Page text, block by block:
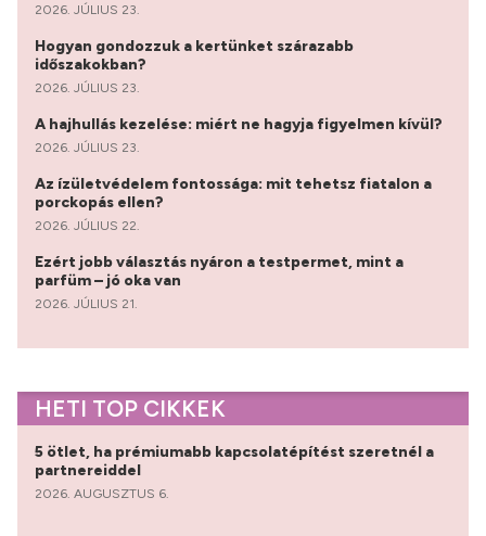
2026. JÚLIUS 23.
Hogyan gondozzuk a kertünket szárazabb
időszakokban?
2026. JÚLIUS 23.
A hajhullás kezelése: miért ne hagyja figyelmen kívül?
2026. JÚLIUS 23.
Az ízületvédelem fontossága: mit tehetsz fiatalon a
porckopás ellen?
2026. JÚLIUS 22.
Ezért jobb választás nyáron a testpermet, mint a
parfüm – jó oka van
2026. JÚLIUS 21.
HETI TOP CIKKEK
5 ötlet, ha prémiumabb kapcsolatépítést szeretnél a
partnereiddel
2026. AUGUSZTUS 6.